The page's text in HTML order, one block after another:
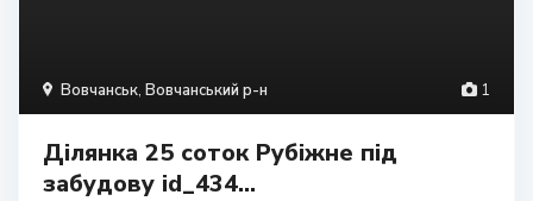
1
Вовчанськ, Вовчанський р-н
Ділянка 25 соток Рубіжне під
забудову id_434...